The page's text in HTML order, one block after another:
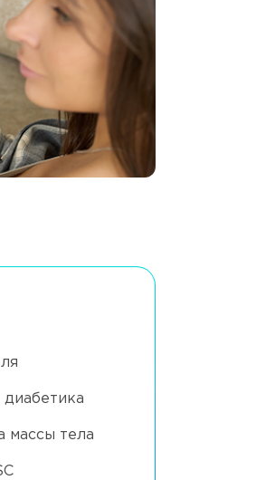
диабетика
массы тела